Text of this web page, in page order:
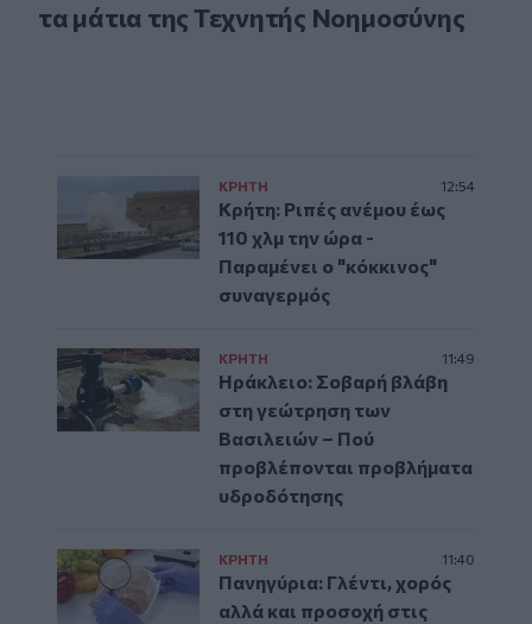
τα μάτια της Τεχνητής Νοημοσύνης
ΚΡΗΤΗ 12:54
Κρήτη: Ριπές ανέμου έως
110 χλμ την ώρα -
Παραμένει ο "κόκκινος"
συναγερμός
ΚΡΗΤΗ 11:49
Ηράκλειο: Σοβαρή βλάβη
στη γεώτρηση των
Βασιλειών – Πού
προβλέπονται προβλήματα
υδροδότησης
ΚΡΗΤΗ 11:40
Πανηγύρια: Γλέντι, χορός
αλλά και προσοχή στις